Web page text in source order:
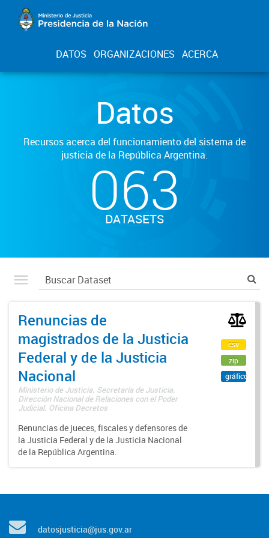
DATOS ORGANIZACIONES ACERCA
Datos
Recursos acerca del funcionamiento del sistema de
justicia de la República Argentina.
063
DATASETS
Renuncias de
magistrados de la Justicia
Federal y de la Justicia
Nacional
Ministerio de Justicia. Secretaría de Justicia.
Dirección Nacional de Relaciones con el Poder
Judicial. Oficina Decretos
Renuncias de jueces, fiscales y defensores de
la Justicia Federal y de la Justicia Nacional
de la República Argentina.
csv
zip
gráfico
datosjusticia@jus.gov.ar